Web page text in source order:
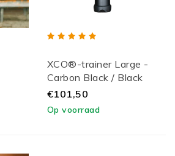
XCO®-trainer Large -
Carbon Black / Black
Lid
€101,50
Op voorraad